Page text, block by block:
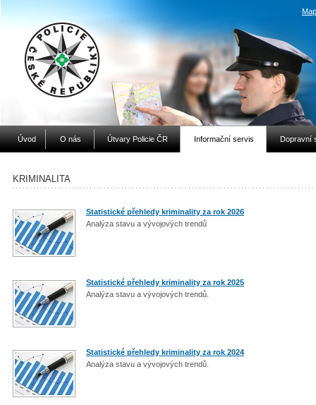
Úvod O nás Útvary Policie ČR Informační servis Dopravní
KRIMINALITA
Statistické přehledy kriminality za rok 2026
Analýza stavu a vývojových trendů
Statistické přehledy kriminality za rok 2025
Analýza stavu a vývojových trendů.
Statistické přehledy kriminality za rok 2024
Analýza stavu a vývojových trendů.